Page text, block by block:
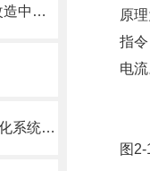
充电桩云平台在城镇物业小区改造中的应用
论10kV～35kV变电所综合自动化系统的设计
原
指
电
图